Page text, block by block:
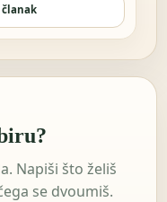
Napiši što želiš
se dvoumiš.